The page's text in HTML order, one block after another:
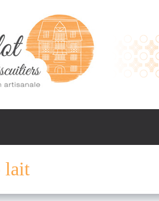
lait